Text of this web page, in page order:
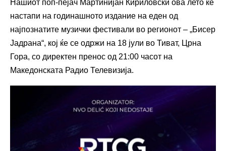
Нашиот поп-пејач Мартинијан Кириловски ова лето ќе
настапи на годинашното издание на еден од
најпознатите музички фестивали во регионот – „Бисер
Јадрана“, кој ќе се одржи на 18 јули во Тиват, Црна
Гора, со директен пренос од 21:00 часот на
Македонската Радио Телевизија.